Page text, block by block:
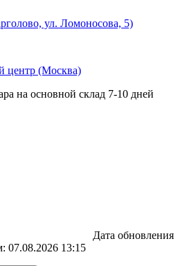
ул. Ломоносова, 5)
центр (Москва)
на основной склад 7-10 дней
Дата обновления
07.08.2026 13:15